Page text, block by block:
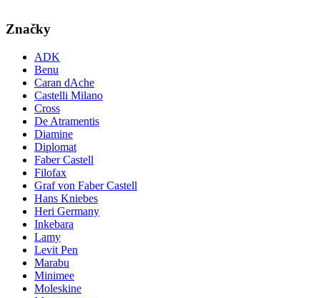
Značky
ADK
Benu
Caran dAche
Castelli Milano
Cross
De Atramentis
Diamine
Diplomat
Faber Castell
Filofax
Graf von Faber Castell
Hans Kniebes
Heri Germany
Inkebara
Lamy
Levit Pen
Marabu
Minimee
Moleskine